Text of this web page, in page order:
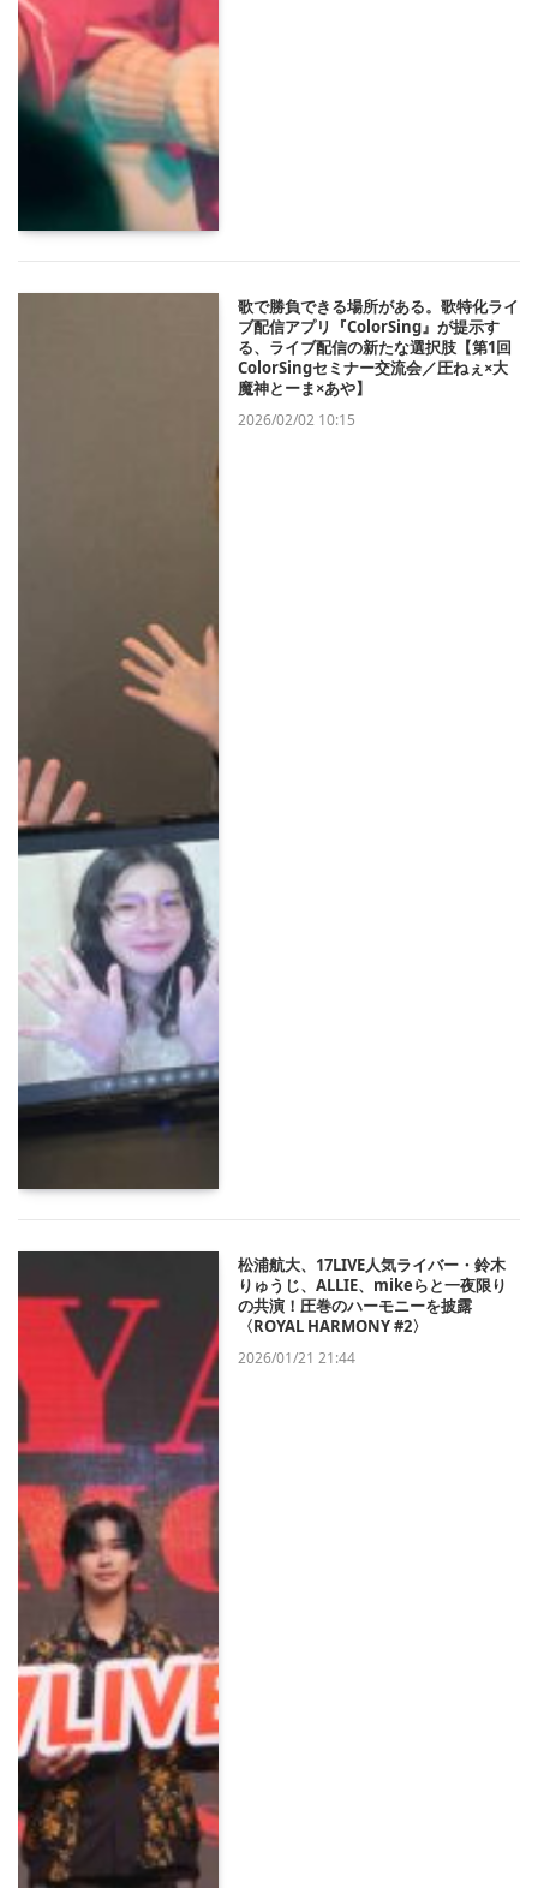
歌で勝負できる場所がある。歌特化ライ
ブ配信アプリ『ColorSing』が提示す
る、ライブ配信の新たな選択肢【第1回
ColorSingセミナー交流会／圧ねぇ×大
魔神とーま×あや】
2026/02/02 10:15
松浦航大、17LIVE人気ライバー・鈴木
りゅうじ、ALLIE、mikeらと一夜限り
の共演！圧巻のハーモニーを披露
〈ROYAL HARMONY #2〉
2026/01/21 21:44